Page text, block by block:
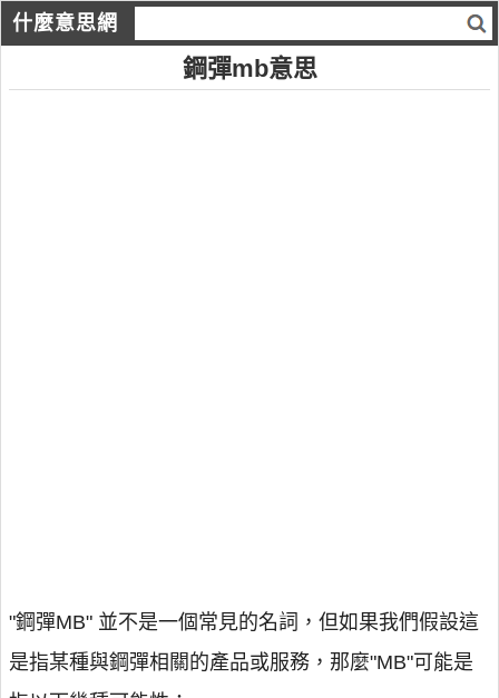
什麼意思網
鋼彈mb意思
"鋼彈MB" 並不是一個常見的名詞，但如果我們假設這
是指某種與鋼彈相關的產品或服務，那麼"MB"可能是